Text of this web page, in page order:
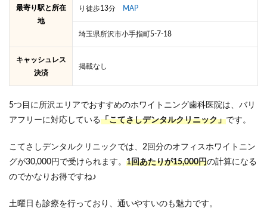
最寄り駅と所在
地
り徒歩13分
MAP
埼玉県所沢市小手指町5-7-18
キャッシュレス
決済
掲載なし
5つ目に所沢エリアでおすすめのホワイトニング歯科医院は、バリ
アフリーに対応している「こてさしデンタルクリニック」です。
こてさしデンタルクリニックでは、2回分のオフィスホワイトニン
グが30,000円で受けられます。 1回あたりが15,000円の計算になる
のでかなりお得ですね♪
土曜日も診療を行っており、通いやすいのも魅力です。